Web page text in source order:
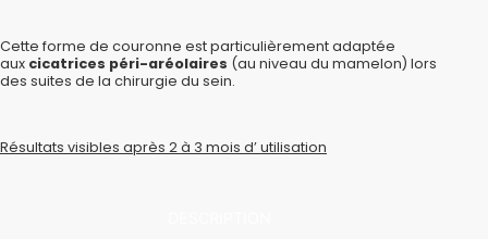
Cette forme de couronne est particulièrement adaptée
aux cicatrices péri-aréolaires (au niveau du mamelon) lors
des suites de la chirurgie du sein.
Résultats visibles après 2 à 3 mois d’ utilisation